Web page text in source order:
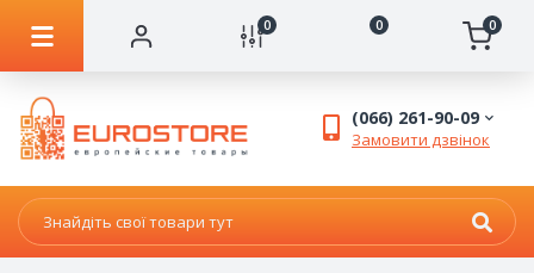
0 0 0
(066) 261-90-09
Замовити дзвінок